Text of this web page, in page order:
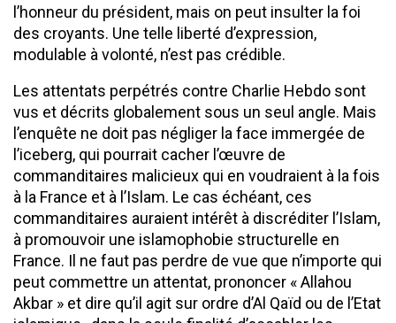
l’honneur du président, mais on peut insulter la foi
des croyants. Une telle liberté d’expression,
modulable à volonté, n’est pas crédible.
Les attentats perpétrés contre Charlie Hebdo sont
vus et décrits globalement sous un seul angle. Mais
l’enquête ne doit pas négliger la face immergée de
l’iceberg, qui pourrait cacher l’œuvre de
commanditaires malicieux qui en voudraient à la fois
à la France et à l’Islam. Le cas échéant, ces
commanditaires auraient intérêt à discréditer l’Islam,
à promouvoir une islamophobie structurelle en
France. Il ne faut pas perdre de vue que n’importe qui
peut commettre un attentat, prononcer « Allahou
Akbar » et dire qu’il agit sur ordre d’Al Qaïd ou de l’Etat